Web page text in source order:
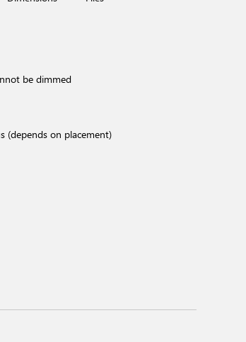
be dimmed
(depends on placement)